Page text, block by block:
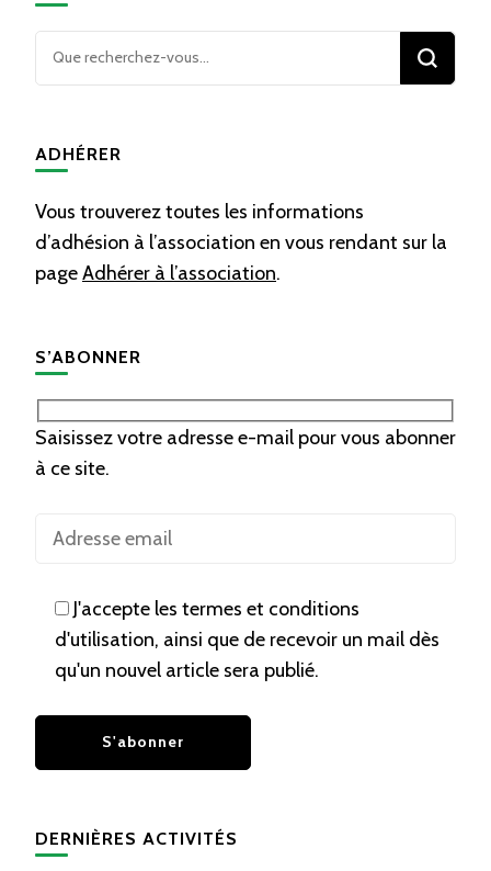
Vous
recherchiez
chose ?
ADHÉRER
Vous trouverez toutes les informations
d’adhésion à l’association en vous rendant sur la
pageAdhérer à l’association.
S’ABONNER
Saisissez votre adresse e-mail pour vous abonner
à ce site.
J'accepte les termes et conditions
d'utilisation, ainsi que de recevoir un mail dès
qu'un nouvel article sera publié.
DERNIÈRES ACTIVITÉS